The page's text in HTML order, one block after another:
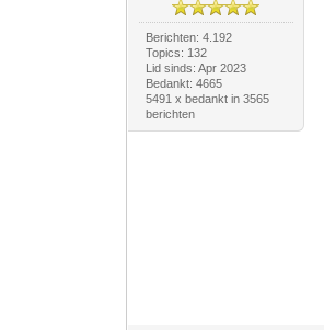
Berichten: 4.192
Topics: 132
Lid sinds: Apr 2023
Bedankt: 4665
5491 x bedankt in 3565
berichten